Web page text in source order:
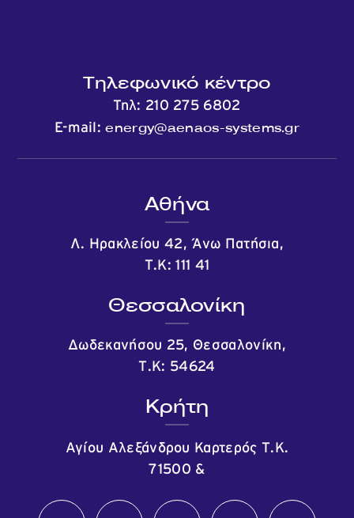
Τηλεφωνικό κέντρο
Τηλ: 210 275 6802
E-mail:energy@aenaos-systems.gr
Αθήνα
Λ. Ηρακλείου 42, Άνω Πατήσια,
Τ.Κ: 111 41
Θεσσαλονίκη
Δωδεκανήσου 25, Θεσσαλονίκη,
Τ.Κ: 54624
Κρήτη
Αγίου Αλεξάνδρου Καρτερός Τ.Κ.
71500 &